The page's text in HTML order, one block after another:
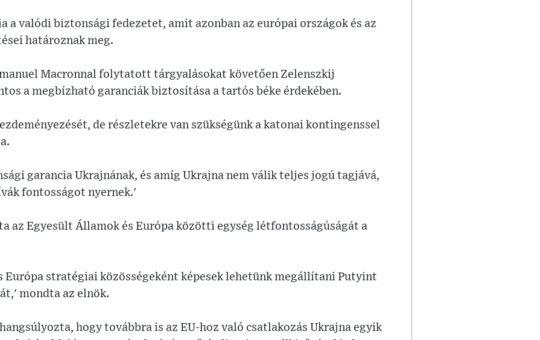
a valódi biztonsági fedezetet, amit azonban az európai országok és az
határoznak meg.
Macronnal folytatott tárgyalásokat követően Zelenszkij
a megbízható garanciák biztosítása a tartós béke érdekében.
de részletekre van szükségünk a katonai kontingenssel
garancia Ukrajnának, és amíg Ukrajna nem válik teljes jogú tagjává,
fontosságot nyernek.'
az Egyesült Államok és Európa közötti egység létfontosságúságát a
Európa stratégiai közösségeként képesek lehetünk megállítani Putyint
mondta az elnök.
hogy továbbra is az EU-hoz való csatlakozás Ukrajna egyik